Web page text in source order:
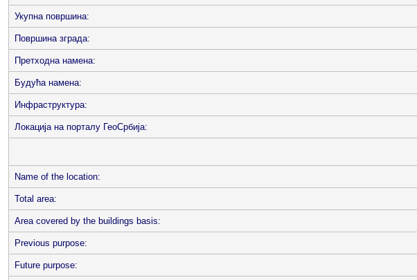
Укупна површина:
Површина зграда:
Претходна намена:
Будућа намена:
Инфраструктура:
Локација на порталу ГеоСрбија:
Name of the location:
Total area:
Area covered by the buildings basis:
Previous purpose:
Future purpose: